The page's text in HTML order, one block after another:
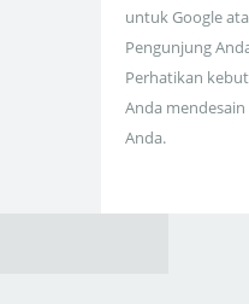
untuk Google
Pengunjung
Perhatikan
Anda
Anda.